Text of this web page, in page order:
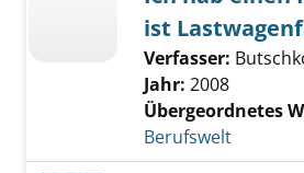
ist
Verfasser:
Jahr: 2008
Übergeordnetes
Berufswelt